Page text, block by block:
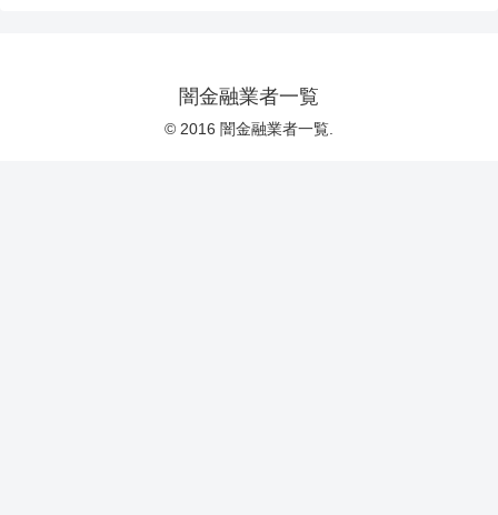
闇金融業者一覧
© 2016 闇金融業者一覧.